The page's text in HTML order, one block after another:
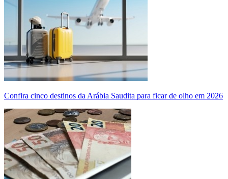
Confira cinco destinos da Arábia Saudita para ficar de olho em 2026